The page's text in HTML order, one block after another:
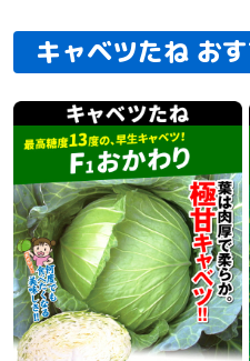
キャベツたね お